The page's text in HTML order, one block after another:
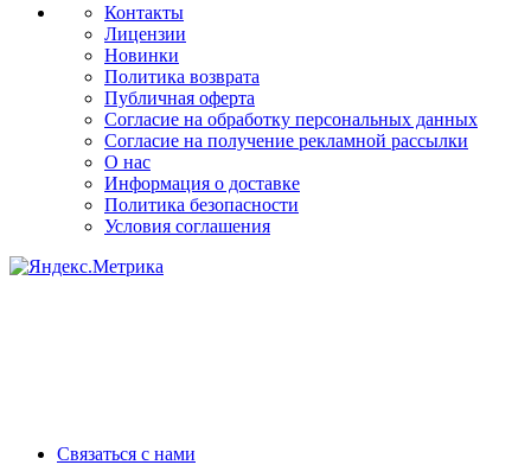
Контакты
Лицензии
Новинки
Политика возврата
Публичная оферта
Согласие на обработку персональных данных
Согласие на получение рекламной рассылки
О нас
Информация о доставке
Политика безопасности
Условия соглашения
Связаться с нами